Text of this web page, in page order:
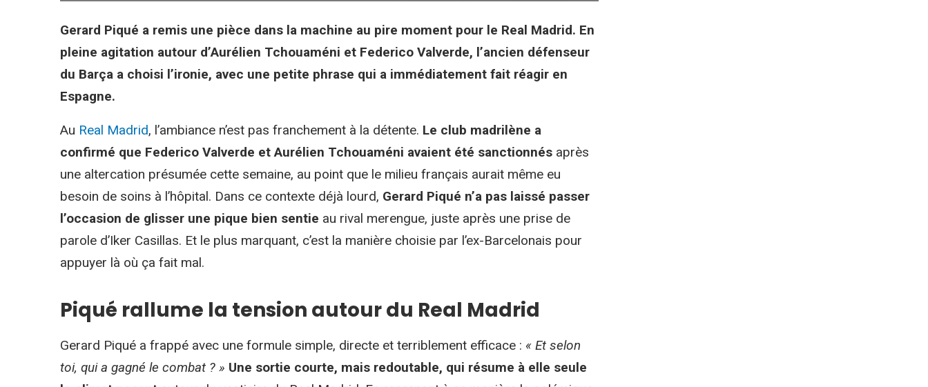
Gerard Piqué a remis une pièce dans la machine au pire moment pour le Real Madrid. En
pleine agitation autour d’Aurélien Tchouaméni et Federico Valverde, l’ancien défenseur
du Barça a choisi l’ironie, avec une petite phrase qui a immédiatement fait réagir en
Espagne.
Au Real Madrid, l’ambiance n’est pas franchement à la détente. Le club madrilène a
confirmé que Federico Valverde et Aurélien Tchouaméni avaient été sanctionnés après
une altercation présumée cette semaine, au point que le milieu français aurait même eu
besoin de soins à l’hôpital. Dans ce contexte déjà lourd, Gerard Piqué n’a pas laissé passer
l’occasion de glisser une pique bien sentie au rival merengue, juste après une prise de
parole d’Iker Casillas. Et le plus marquant, c’est la manière choisie par l’ex-Barcelonais pour
appuyer là où ça fait mal.
Piqué rallume la tension autour du Real Madrid
Gerard Piqué a frappé avec une formule simple, directe et terriblement efficace : « Et selon
toi, qui a gagné le combat ? » Une sortie courte, mais redoutable, qui résume à elle seule